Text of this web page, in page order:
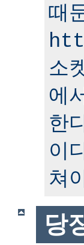
때
소
에
한
이
쳐
당